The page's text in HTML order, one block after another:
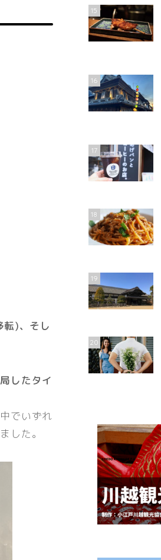
転)、そし
したタイ
でいずれ
した。
15
16
17
18
19
20